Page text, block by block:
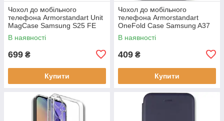
Чохол до мобільного
телефона Armorstandart Unit
MagCase Samsung S25 FE
5G Black (ARM89156)
В наявності
699 ₴
Купити
Чохол до мобільного
телефона Armorstandart
OneFold Case Samsung A37
5G Black (ARM89718)
В наявності
409 ₴
Купити